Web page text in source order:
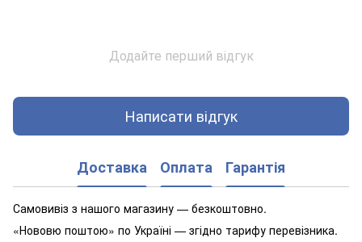
Додайте перший відгук
Написати відгук
Доставка Оплата Гарантія
Самовивіз з нашого магазину — безкоштовно.
«Нововю поштою» по Україні — згідно тарифу перевізника.